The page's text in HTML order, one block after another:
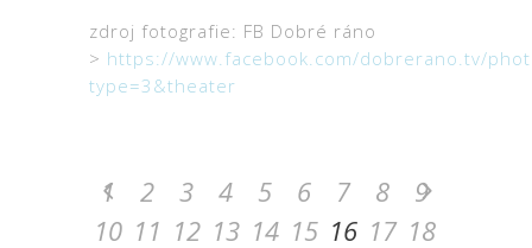
zdroj fotografie: FB Dobré ráno
> https://www.facebook.com/dobrerano.tv/
type=3&theater
1 2 3 4 5 6 7 8
9
10 11 12 13 14 15 16 17 18